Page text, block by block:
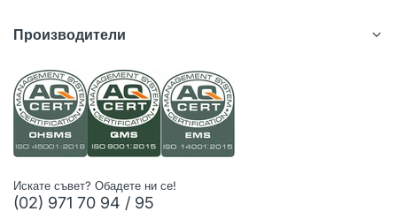
Производители
Искате съвет? Обадете ни се!
(02) 971 70 94 / 95